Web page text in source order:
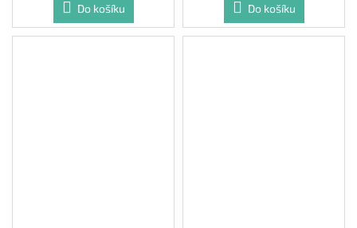
Do košíku Do košíku